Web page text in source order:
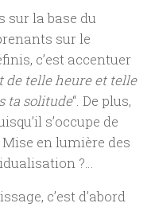
sur la base du
sur le
c’est accentuer
de telle heure et telle
ta solitude“. De plus,
s’occupe de
en lumière des
?…
c’est d’abord